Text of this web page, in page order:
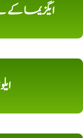
ایگزیما